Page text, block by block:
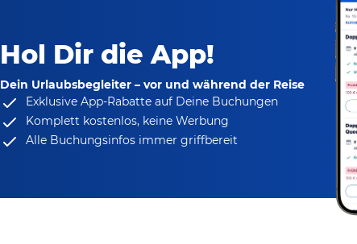
Hol Dir die App!
Dein Urlaubsbegleiter – vor und während der Reise
Exklusive App-Rabatteauf Deine Buchungen
Komplett kostenlos, keine Werbung
Alle Buchungsinfos immer griffbereit